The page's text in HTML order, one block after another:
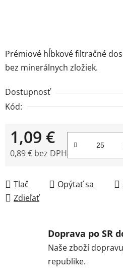
Prémiové hĺbkové filtračné
bez minerálnych zložiek.
Dostupnosť
Kód:
1,09 €
0,89 € bez DPH
Tlač Opýtať sa
Zdieľať
Doprava po SR
Naše zboží
republike.